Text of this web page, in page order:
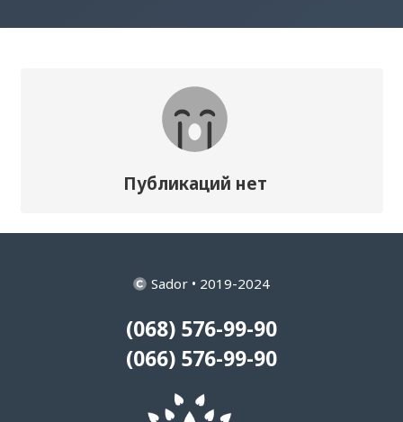
Публикаций нет
Sador • 2019-2024
(068) 576-99-90
(066) 576-99-90